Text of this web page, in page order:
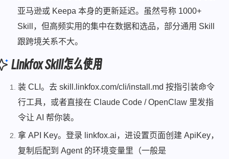
亚马逊或 Keepa 本身的更新延迟。虽然号称 1000+
Skill，但高频实用的集中在数据和选品，部分通用 Skill
跟跨境关系不大。
Linkfox Skill怎么使用
装 CLI。去 skill.linkfox.com/cli/install.md 按指引装命令
行工具，或者直接在 Claude Code / OpenClaw 里发指
令让 AI 帮你装。
拿 API Key。登录 linkfox.ai，进设置页面创建 ApiKey，
复制后配到 Agent 的环境变量里（一般是